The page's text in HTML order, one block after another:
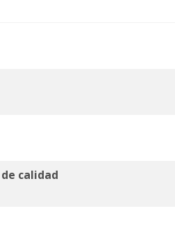
calidad